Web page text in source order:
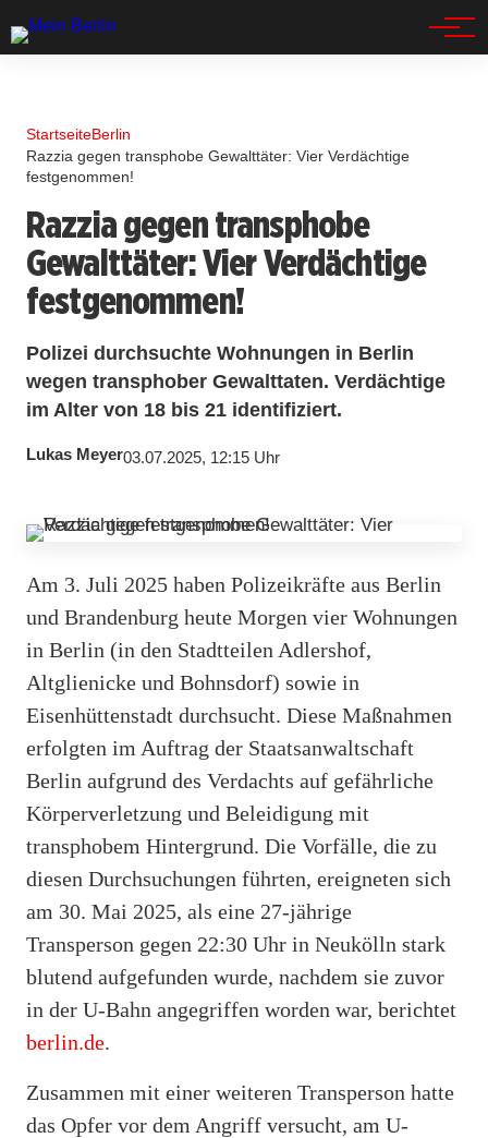
StartseiteBerlin
Razzia gegen transphobe Gewalttäter: Vier Verdächtige
festgenommen!
Razzia gegen transphobe
Gewalttäter: Vier Verdächtige
festgenommen!
Polizei durchsuchte Wohnungen in Berlin
wegen transphober Gewalttaten. Verdächtige
im Alter von 18 bis 21 identifiziert.
Lukas Meyer03.07.2025, 12:15 Uhr
Am 3. Juli 2025 haben Polizeikräfte aus Berlin
und Brandenburg heute Morgen vier Wohnungen
in Berlin (in den Stadtteilen Adlershof,
Altglienicke und Bohnsdorf) sowie in
Eisenhüttenstadt durchsucht. Diese Maßnahmen
erfolgten im Auftrag der Staatsanwaltschaft
Berlin aufgrund des Verdachts auf gefährliche
Körperverletzung und Beleidigung mit
transphobem Hintergrund. Die Vorfälle, die zu
diesen Durchsuchungen führten, ereigneten sich
am 30. Mai 2025, als eine 27-jährige
Transperson gegen 22:30 Uhr in Neukölln stark
blutend aufgefunden wurde, nachdem sie zuvor
in der U-Bahn angegriffen worden war, berichtet
berlin.de.
Zusammen mit einer weiteren Transperson hatte
das Opfer vor dem Angriff versucht, am U-